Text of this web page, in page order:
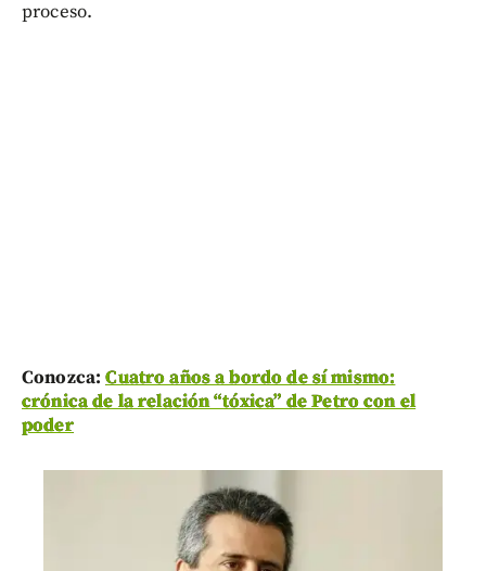
proceso.
Conozca:Cuatro años a bordo de sí mismo:
crónica de la relación “tóxica” de Petro con el
poder